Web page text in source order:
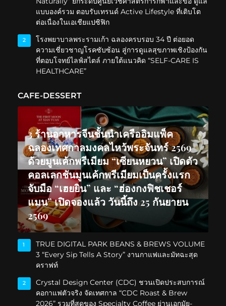
แบบองค์รวม ตอบรับเทรนด์ Active Lifestyle ที่เติบโต
ต่อเนื่องในเอเชียแปซิฟิก
2
โรงพยาบาลพระรามเก้า ฉลองครบรอบ 34 ปี ต่อยอด
ความเชี่ยวชาญโรคซับซ้อน สู่การดูแลสุขภาพเชิงป้องกัน
ที่ตอบโจทย์ไลฟ์สไตล์ ภายใต้แนวคิด “SELF-CARE IS
HEALTHCARE”
CAFE-DESSERT
3 ร้านอาหารจีนชั้นนำเครืออิมแพ็ค
ฉลองเทศกาลมงคลไหว้พระจันทร์ 2569
ด้วยมูนเค้กพรีเมียม “เซียนหยวน” เปิดตัว
คอลเลกชันมูนเค้กพรีเมียมเป็นครั้งแรก
จับมือ “เฮยยิน” และ “ฮ่องกงฟิชเชอร์
แมน” เปิดจองแล้ว วันนี้ถึง 25 กันยายน
2569
1
TRUE DIGITAL PARK BEANS & BREWS VOLUME
3 “Every Sip Tells A Story” งานกาแฟและมัทฉะสุด
คราฟท์
2
Crystal Design Center (CDC) ชวนเปิดประสบการณ์
คอกาแฟตัวจริง จัดเทศกาล “CDC Roast & Brew
2026” รวมที่สุดของ Specialty Coffee ย่านเอกมัย-